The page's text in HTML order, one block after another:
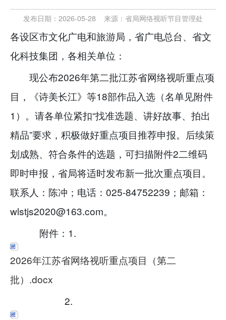
发布日期：2026-05-28 来源： 省局网络视听节目管理处
各设区市文化广电和旅游局，省广电总台、省文
化科技集团，各相关单位：
现公布2026年第二批江苏省网络视听重点项
目，《诗美长江》等18部作品入选（名单见附件
1）。请各单位紧扣“找准选题、讲好故事、拍出
精品”要求，积极做好重点项目推荐申报。后续策
划成熟、符合条件的选题，可扫描附件2二维码
即时申报，省局将适时发布新一批次重点项目。
联系人：陈冲；电话：025-84752239；邮箱：
wlstjs2020@163.com。
附件：1.
2026年江苏省网络视听重点项目（第二
批）.docx
2.